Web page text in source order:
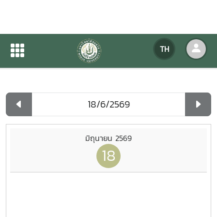
TH
ปฏิทินกิจกรรมของหน่วยงาน
ปฏิทินกิจกรรมของหน่วยงาน
มิถุนายน 2569
18